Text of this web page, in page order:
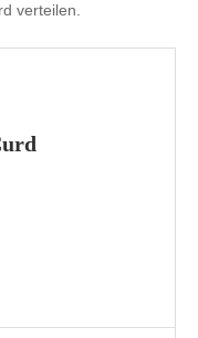
verteilen.